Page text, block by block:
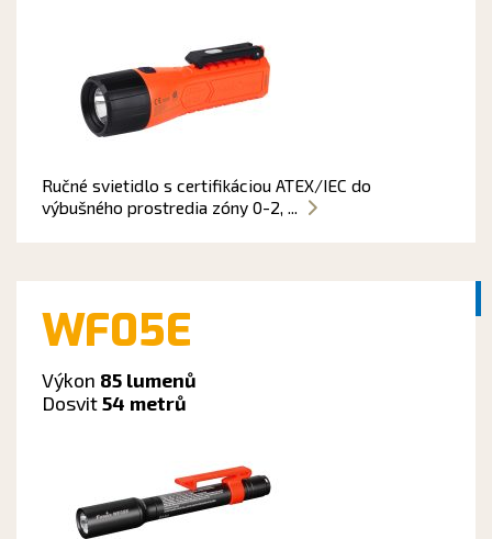
Ručné svietidlo s certifikáciou ATEX/IEC do
výbušného prostredia zóny 0-2, ...
WF05E
Výkon 85 lumenů
Dosvit54 metrů